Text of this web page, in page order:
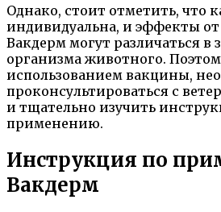
Однако, стоит отметить, что
индивидуальна, и эффекты
Вакдерм могут различаться в
организма животного.
использованием вакцины,
проконсультироваться с
и тщательно изучить
применению.
Инструкция по
Вакдерм